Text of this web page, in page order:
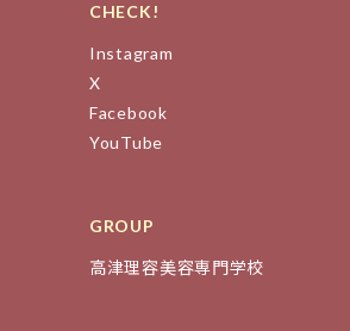
CHECK!
Instagram
X
Facebook
YouTube
GROUP
高津理容美容専門学校